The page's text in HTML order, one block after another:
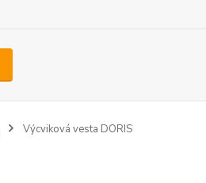
Výcviková vesta DORIS